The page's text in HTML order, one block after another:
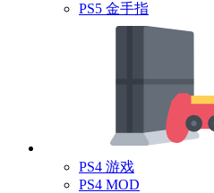
PS5 金手指
PS4 游戏
PS4 MOD